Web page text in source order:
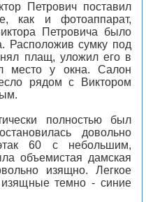
Петрович поставил
как и фотоаппарат,
Петровича было
Расположив сумку под
плащ, уложил его в
место у окна. Салон
рядом с Виктором
полностью был
довольно
60 с небольшим,
объемистая дамская
изящно. Легкое
изящные темно - синие